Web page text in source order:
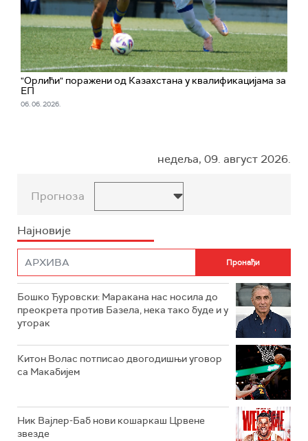
"Орлићи" поражени од Казахстана у квалификацијама за
ЕП
06. 06. 2026.
недеља, 09. август 2026.
Прогноза
Најновије
Бошко Ђуровски: Маракана нас носила до
преокрета против Базела, нека тако буде и у
уторак
Китон Волас потписао двогодишњи уговор
са Макабијем
Ник Вајлер-Баб нови кошаркаш Црвене
звезде